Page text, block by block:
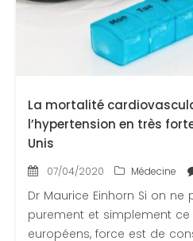
La mortalité
l’hypertension en très
Unis
07/04/2020 Médecine
Dr Maurice Einhorn Si on
purement et simplement
européens, force est de